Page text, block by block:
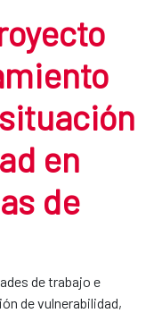
en
de
de trabajo e
de vulnerabilidad,